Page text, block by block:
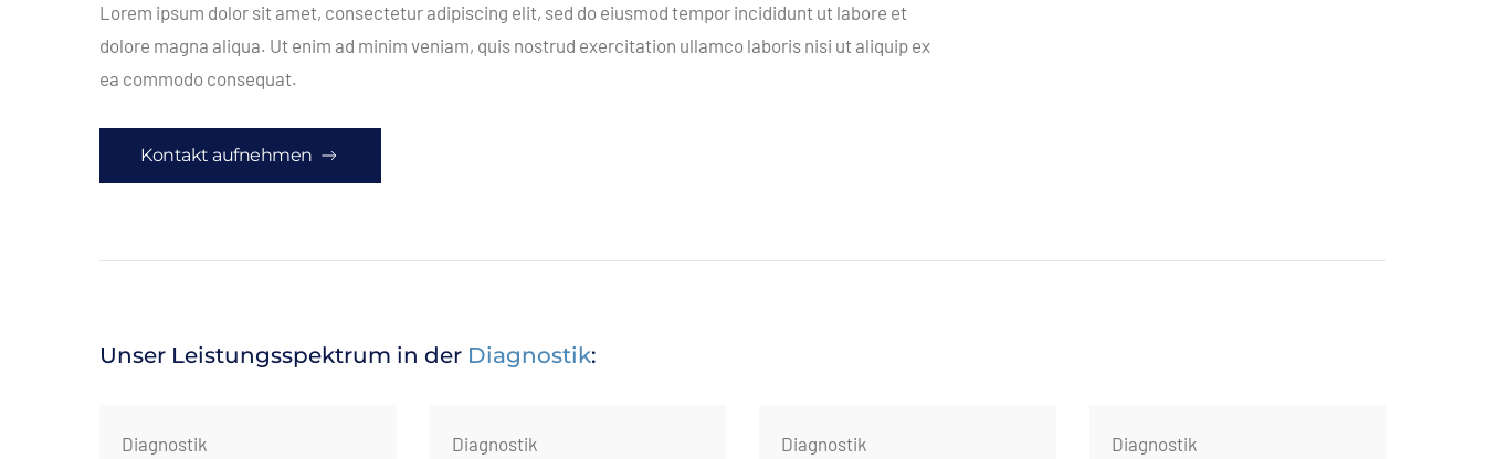
Lorem ipsum dolor sit amet, consectetur adipiscing elit, sed do eiusmod tempor incididunt ut labore et
dolore magna aliqua. Ut enim ad minim veniam, quis nostrud exercitation ullamco laboris nisi ut aliquip ex
ea commodo consequat.
Kontakt aufnehmen
Unser Leistungsspektrum in der Diagnostik:
Diagnostik Diagnostik Diagnostik Diagnostik